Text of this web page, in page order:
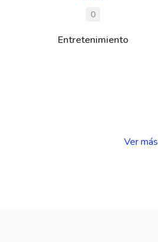
0
Entretenimiento
Ver más